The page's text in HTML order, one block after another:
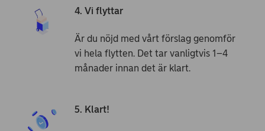
4. Vi flyttar
Är du nöjd med vårt förslag genomför
vi hela flytten. Det tar vanligtvis 1–4
månader innan det är klart.
5. Klart!